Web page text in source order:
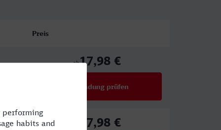
Preis
ab17,98 €
Verbindung prüfen
17,98 €